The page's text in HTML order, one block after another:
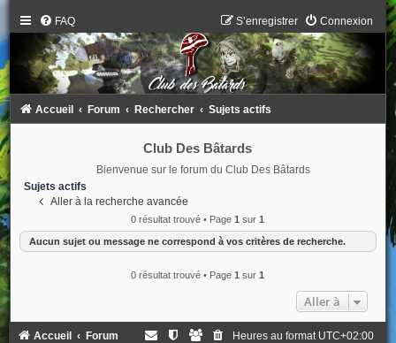
FAQ Connexion
S’enregistrer
Accueil Forum Rechercher Sujets actifs
Club Des Bâtards
Bienvenue sur le forum du Club Des Bâtards
Sujets actifs
Aller à la recherche avancée
0 résultat trouvé • Page1 sur1
Aucun sujet ou message ne correspond à vos critères de recherche.
0 résultat trouvé • Page1 sur1
Aller à
Accueil Forum Heures au format UTC+02:00